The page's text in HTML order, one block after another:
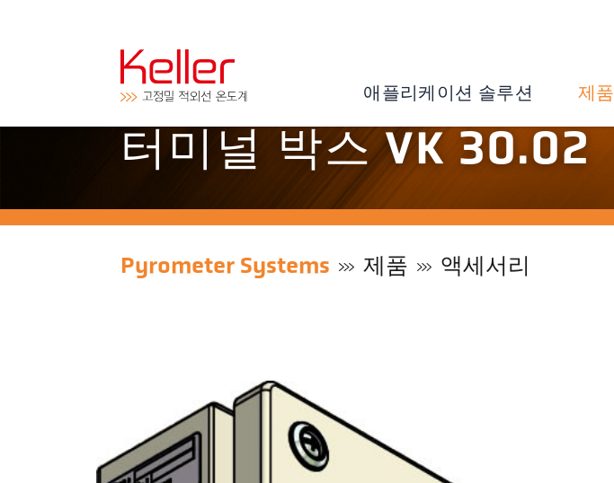
애플리케이션 솔루션 제품
터미널 박스 VK 30.02
Pyrometer Systems 제품 액세서리